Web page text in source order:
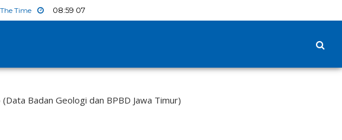
08:59 09
Badan Geologi dan BPBD Jawa Timur)